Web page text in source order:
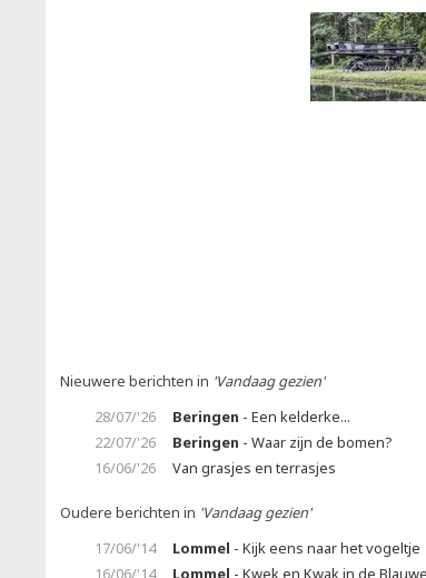
Nieuwere berichten in 'Vandaag gezien'
28/07/'26
Beringen - Een kelderke...
22/07/'26
Beringen - Waar zijn de bomen?
16/06/'26
Van grasjes en terrasjes
Oudere berichten in 'Vandaag gezien'
17/06/'14
Lommel - Kijk eens naar het vogeltje
16/06/'14
Lommel - Kwek en Kwak in de